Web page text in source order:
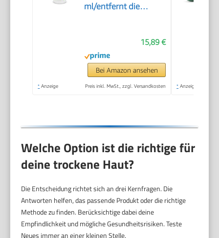
ml/entfernt die
15,89 €
Bei Amazon ansehen
* Anzeige Preis inkl. MwSt., zzgl. Versandkosten * Anzeige
Welche Option ist die richtige für
deine trockene Haut?
Die Entscheidung richtet sich an drei Kernfragen. Die
Antworten helfen, das passende Produkt oder die richtige
Methode zu finden. Berücksichtige dabei deine
Empfindlichkeit und mögliche Gesundheitsrisiken. Teste
Neues immer an einer kleinen Stelle.